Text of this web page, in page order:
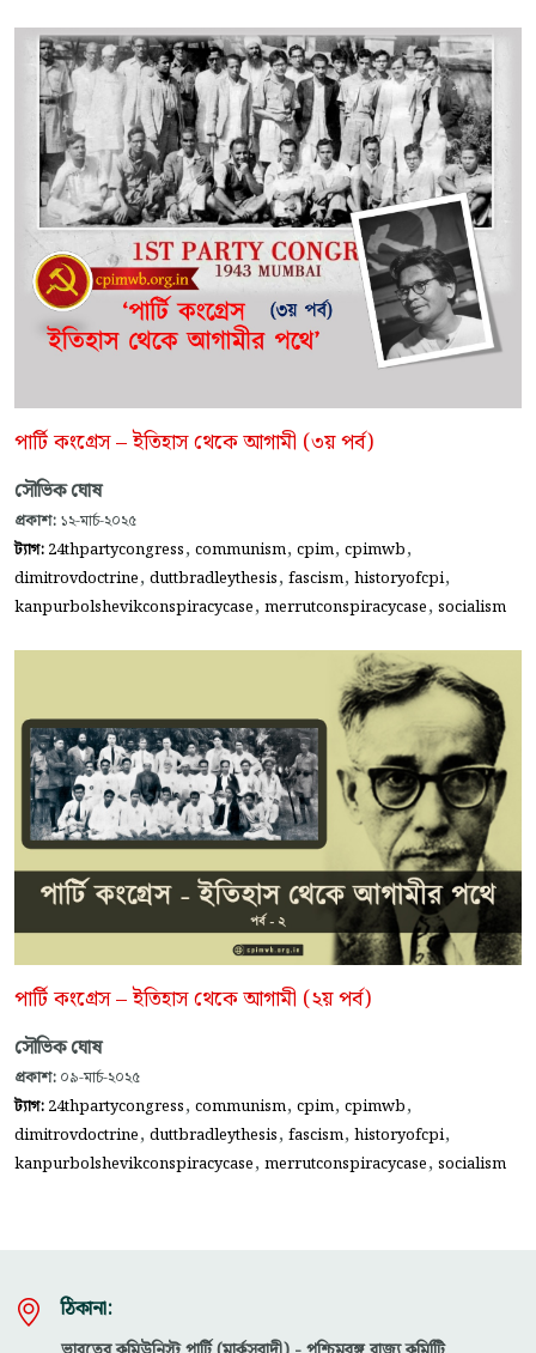
পার্টি কংগ্রেস – ইতিহাস থেকে আগামী (৩য় পর্ব)
সৌভিক ঘোষ
প্রকাশ: ১২-মার্চ-২০২৫
ট্যাগ: 24thpartycongress, communism, cpim, cpimwb,
dimitrovdoctrine, duttbradleythesis, fascism, historyofcpi,
kanpurbolshevikconspiracycase, merrutconspiracycase, socialism
পার্টি কংগ্রেস – ইতিহাস থেকে আগামী (২য় পর্ব)
সৌভিক ঘোষ
প্রকাশ: ০৯-মার্চ-২০২৫
ট্যাগ: 24thpartycongress, communism, cpim, cpimwb,
dimitrovdoctrine, duttbradleythesis, fascism, historyofcpi,
kanpurbolshevikconspiracycase, merrutconspiracycase, socialism
ঠিকানা: